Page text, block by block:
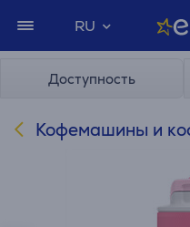
RU
Доступность
Кофемашины и